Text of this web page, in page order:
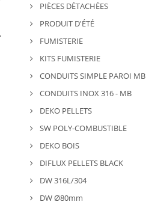
PIÈCES DÉTACHÉES
PRODUIT D'ÉTÉ
FUMISTERIE
KITS FUMISTERIE
CONDUITS SIMPLE PAROI MB
CONDUITS INOX 316 - MB
DEKO PELLETS
SW POLY-COMBUSTIBLE
DEKO BOIS
DIFLUX PELLETS BLACK
DW 316L/304
DW Ø80mm